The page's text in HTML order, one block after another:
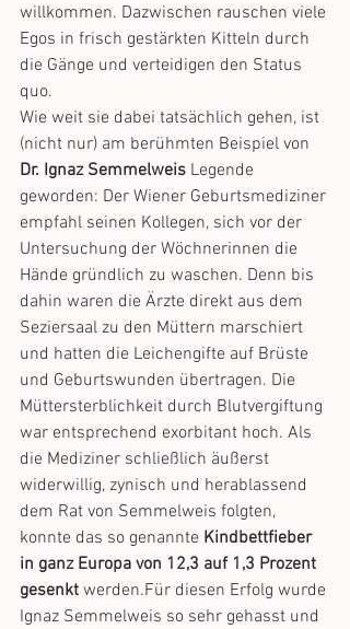
willkommen. Dazwischen rauschen viele
Egos in frisch gestärkten Kitteln durch
die Gänge und verteidigen den Status
quo.
Wie weit sie dabei tatsächlich gehen, ist
(nicht nur) am berühmten Beispiel von
Dr. Ignaz Semmelweis Legende
geworden: Der Wiener Geburtsmediziner
empfahl seinen Kollegen, sich vor der
Untersuchung der Wöchnerinnen die
Hände gründlich zu waschen. Denn bis
dahin waren die Ärzte direkt aus dem
Seziersaal zu den Müttern marschiert
und hatten die Leichengifte auf Brüste
und Geburtswunden übertragen. Die
Müttersterblichkeit durch Blutvergiftung
war entsprechend exorbitant hoch. Als
die Mediziner schließlich äußerst
widerwillig, zynisch und herablassend
dem Rat von Semmelweis folgten,
konnte das so genannte Kindbettfieber
in ganz Europa von 12,3 auf 1,3 Prozent
gesenkt werden.Für diesen Erfolg wurde
Ignaz Semmelweis so sehr gehasst und